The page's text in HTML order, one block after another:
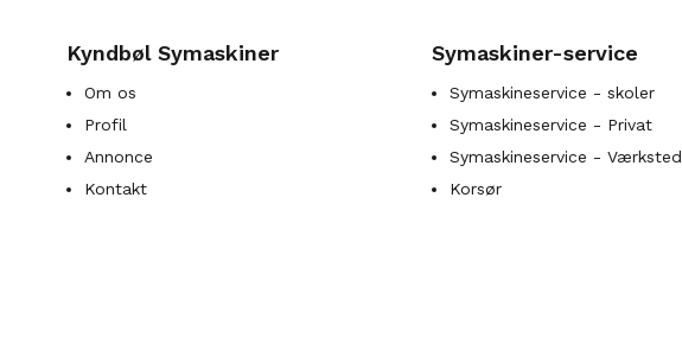
Kyndbøl Symaskiner
Om os
Profil
Annonce
Kontakt
Symaskiner-service
Symaskineservice - skoler
Symaskineservice - Privat
Symaskineservice - Værksted
Korsør